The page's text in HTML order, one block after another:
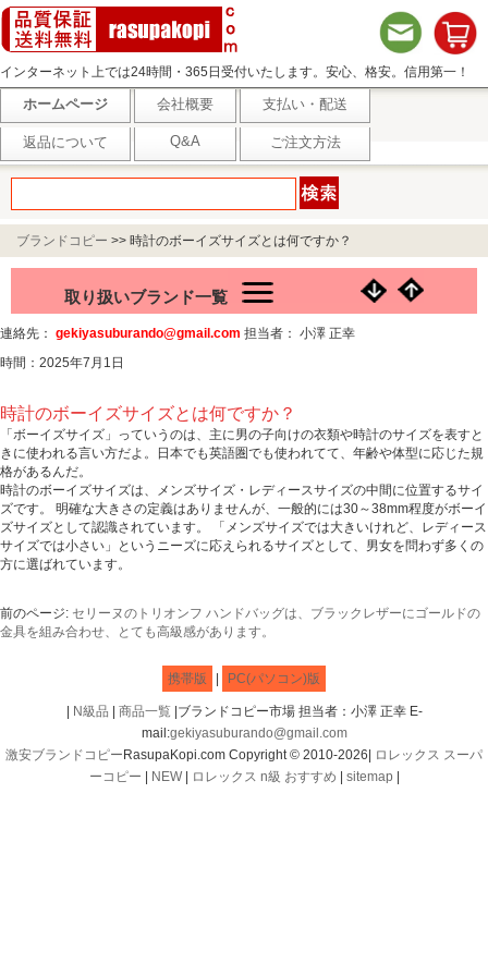
インターネット上では24時間・365日受付いたします。安心、格安。信用第一！
ホームページ 会社概要 支払い・配送
返品について Q&A ご注文方法
ブランドコピー >> 時計のボーイズサイズとは何ですか？
取り扱いブランド一覧
連絡先： gekiyasuburando@gmail.com 担当者： 小澤 正幸
時間：2025年7月1日
時計のボーイズサイズとは何ですか？
「ボーイズサイズ」っていうのは、主に男の子向けの衣類や時計のサイズを表すと
きに使われる言い方だよ。日本でも英語圏でも使われてて、年齢や体型に応じた規
格があるんだ。
時計のボーイズサイズは、メンズサイズ・レディースサイズの中間に位置するサイ
ズです。 明確な大きさの定義はありませんが、一般的には30～38mm程度がボーイ
ズサイズとして認識されています。 「メンズサイズでは大きいけれど、レディース
サイズでは小さい」というニーズに応えられるサイズとして、男女を問わず多くの
方に選ばれています。
前のページ: セリーヌのトリオンフ ハンドバッグは、ブラックレザーにゴールドの
金具を組み合わせ、とても高級感があります。
携帯版 PC(パソコン)版
N級品 商品一覧|ブランドコピー市場 担当者：小澤 正幸 E-
mail:gekiyasuburando@gmail.com
激安ブランドコピー RasupaKopi.com Copyright © 2010-2026|
ロレックス スーパ
ーコピー
NEW| ロレックス n級 おすすめ sitemap